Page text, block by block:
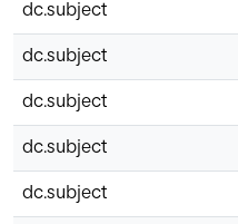
dc.subject
dc.subject
dc.subject
dc.subject
dc.subject